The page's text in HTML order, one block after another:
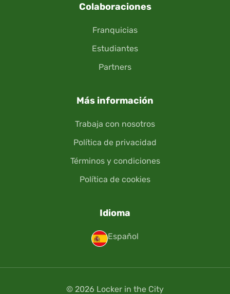
Colaboraciones
Franquicias
Estudiantes
Partners
Más información
Trabaja con nosotros
Política de privacidad
Términos y condiciones
Política de cookies
Idioma
Español
© 2026 Locker in the City